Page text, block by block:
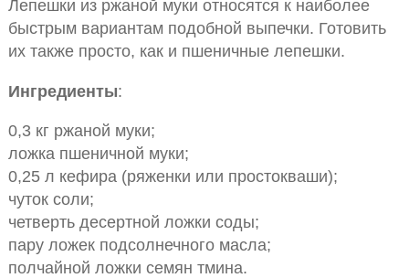
Лепешки из ржаной муки относятся к наиболее
быстрым вариантам подобной выпечки. Готовить
их также просто, как и пшеничные лепешки.
Ингредиенты:
0,3 кг ржаной муки;
ложка пшеничной муки;
0,25 л кефира (ряженки или простокваши);
чуток соли;
четверть десертной ложки соды;
пару ложек подсолнечного масла;
полчайной ложки семян тмина.